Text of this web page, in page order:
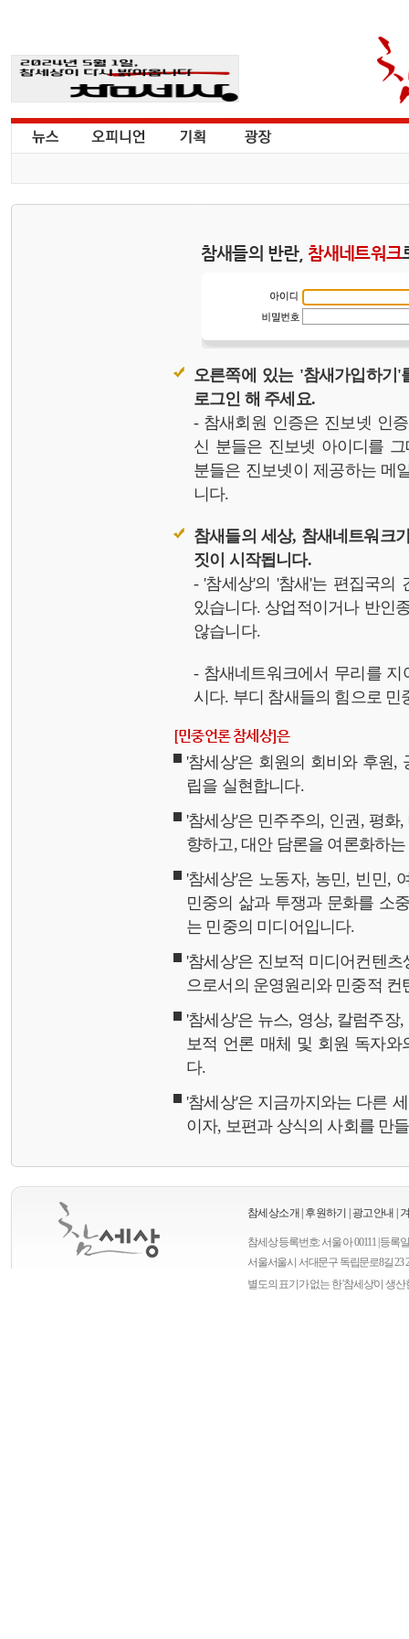
참새들의 반란, 참새네트워크
오른쪽에 있는 '참새가입하기
로그인 해 주세요.
- 참새회원 인증은 진보넷 인
신 분들은 진보넷 아이디를
분들은 진보넷이 제공하는 메
니다.
참새들의 세상, 참새네트워크
짓이 시작됩니다.
- '참세상'의 '참새'는 편집국의
있습니다. 상업적이거나 반인
않습니다.
- 참새네트워크에서 무리를
시다. 부디 참새들의 힘으로 민
[민중언론 참세상]은
'참세상'은 회원의 회비와 후원,
립을 실현합니다.
'참세상'은 민주주의, 인권, 평
향하고, 대안 담론을 여론화하
'참세상'은 노동자, 농민, 빈민,
민중의 삶과 투쟁과 문화를 소
는 민중의 미디어입니다.
'참세상'은 진보적 미디어컨텐
으로서의 운영원리와 민중적
'참세상'은 뉴스, 영상, 칼럼주
보적 언론 매체 및 회원 독자와
다.
'참세상'은 지금까지와는 다른
이자, 보편과 상식의 사회를 만
참세상소개 후원하기 광고안내
참세상 등록번호: 서울 아 00111 | 등록
서울서울시 서대문구 독립문로8길 23
별도의 표기가 없는 한 '참세상'이 생